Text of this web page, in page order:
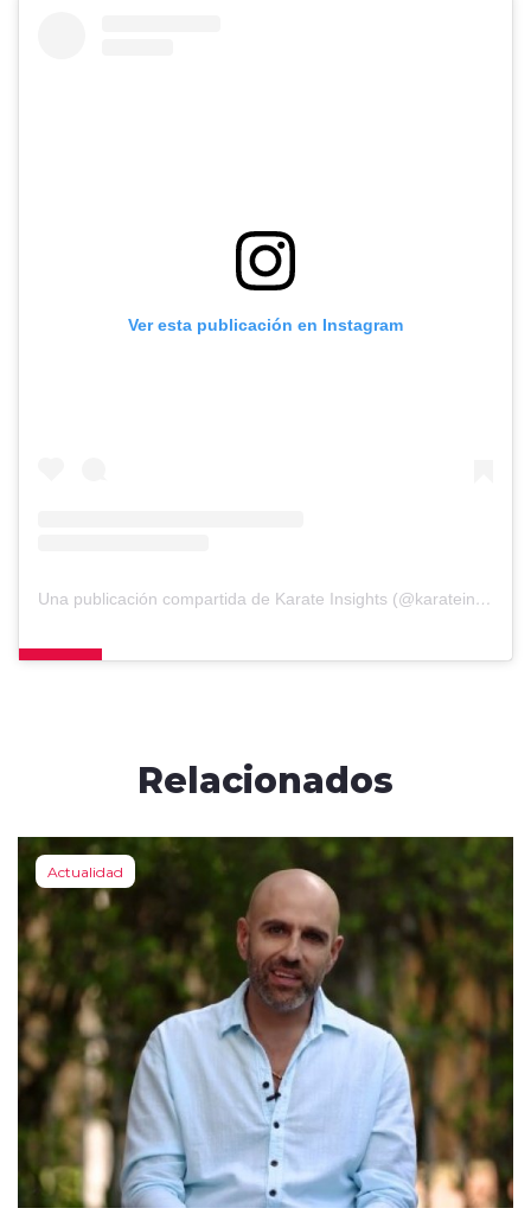
Ver esta publicación en Instagram
Una publicación compartida de Karate Insights (@karateinsights)
Relacionados
Actualidad